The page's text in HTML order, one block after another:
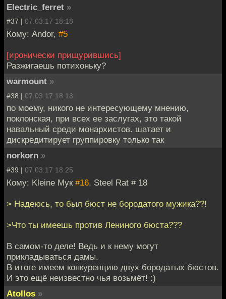
Electric_ferret »
#37 | 07.03.17 18:18
Кому: Andor, #5
[иронически прищурившись]
Разжигаешь потихоньку?
warmount »
#38 | 07.03.17 18:18
по моему, никого не интересующему мнению,
поклонская, при всех ее заслугах, это такой
навальный среди монархистов. шатает и
дискредитирует группировку только так
norkorn »
#39 | 07.03.17 18:25
Кому: Kleine Мук #16, Steel Rat # 18
> Надеюсь, то был бюст не бородатого мужика??!
>Что ты имеешь против Лениного бюста???
В самом-то деле! Ведь и к нему могут
прикладываться дамы.
В итоге имеем конкуренцию двух бородатых бюстов.
И это ещё неизвестно чья возьмёт! :)
Atollos »